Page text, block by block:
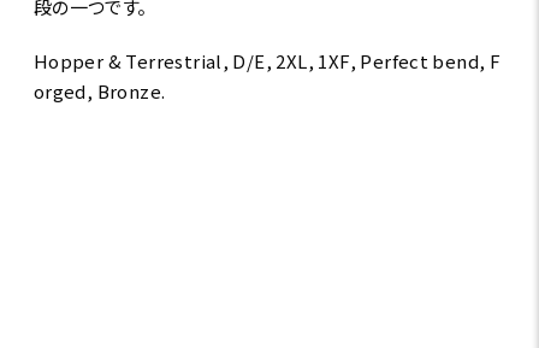
段の一つです。
Hopper & Terrestrial, D/E, 2XL, 1XF, Perfect bend, F
orged, Bronze.